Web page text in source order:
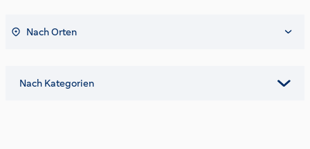
Nach Orten
Nach Kategorien